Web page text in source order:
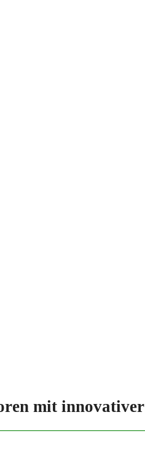
mit